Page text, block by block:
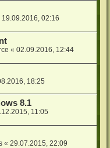
19.09.2016, 02:16
«02.09.2016, 12:44
18:25
8.1
11:05
«29.07.2015, 22:09